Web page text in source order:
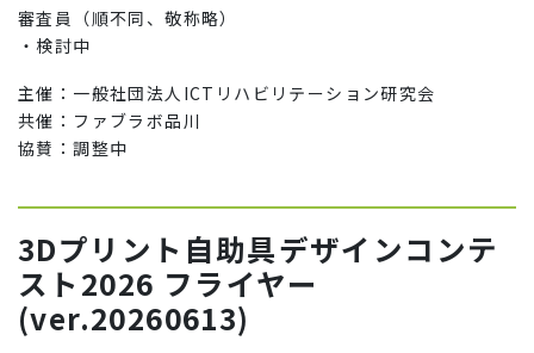
審査員（順不同、敬称略）
・検討中
主催：一般社団法人ICTリハビリテーション研究会
共催：ファブラボ品川
協賛：調整中
3Dプリント自助具デザインコンテ
スト2026 フライヤー
(ver.20260613)